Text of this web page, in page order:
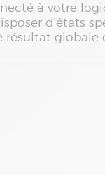
à votre
d'états
globale